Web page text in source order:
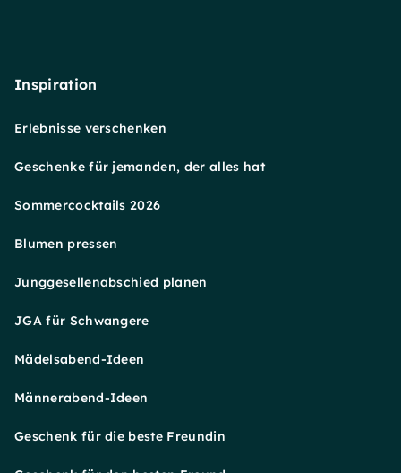
Inspiration
Erlebnisse verschenken
Geschenke für jemanden, der alles hat
Sommercocktails 2026
Blumen pressen
Junggesellenabschied planen
JGA für Schwangere
Mädelsabend-Ideen
Männerabend-Ideen
Geschenk für die beste Freundin